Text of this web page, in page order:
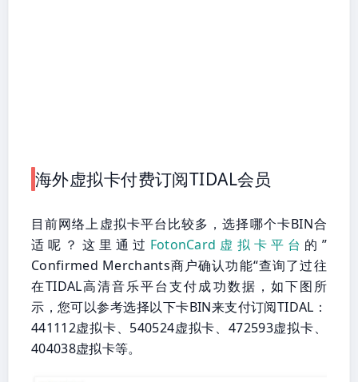
海外虚拟卡付费订阅TIDAL会员
目前网络上虚拟卡平台比较多，选择哪个卡BIN合
适呢？这里通过 FotonCard虚拟卡平台 的”
Confirmed Merchants商户确认功能“查询了过往
在TIDAL高清音乐平台支付成功数据，如下图所
示，您可以参考选择以下卡BIN来支付订阅TIDAL：
441112虚拟卡、540524虚拟卡、472593虚拟卡、
404038虚拟卡等。